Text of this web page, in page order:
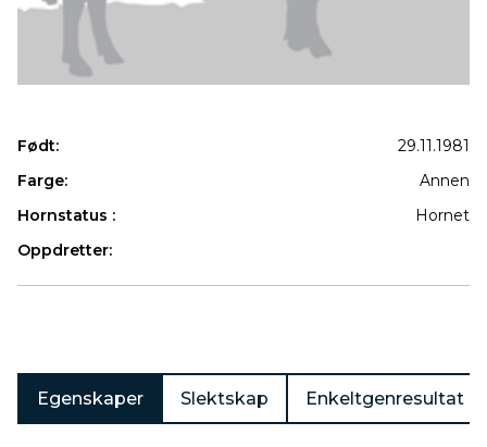
Født:
29.11.1981
Farge:
Annen
Hornstatus :
Hornet
Oppdretter:
Egenskaper Slektskap Enkeltgenresultat